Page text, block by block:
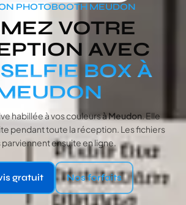
PHOTOBOOTH MEUDON
VOTRE
AVEC
SELFIE BOX À
habillée à vos couleursà Meudon. Elle
pendant toute la réception. Les fichiers
parviennent ensuite en ligne.
gratuit Nos forfaits